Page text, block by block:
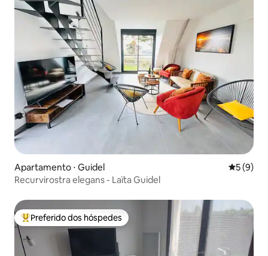
Apartamento ⋅ Guidel 5 de
5 (9)
Recurvirostra elegans - Laïta Guidel
Entre os melhores preferidos dos hóspedes
Preferido dos hóspedes